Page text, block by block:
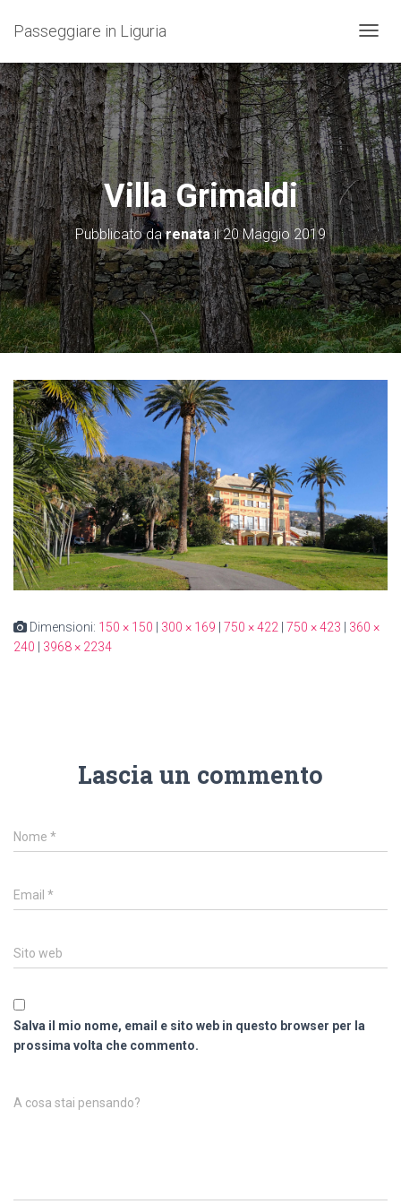
Passeggiare in Liguria
A
V
I
G
A
Z
I
O
N
E
T
O
G
G
L
E
Villa Grimaldi
Pubblicato darenatail20 Maggio 2019
Dimensioni: 150 × 150 300 × 169 750 × 422 750 × 423
360 ×
240
3968 × 2234
Lascia un commento
Nome *
Email *
Sito web
Salva il mio nome, email e sito web in questo browser per la
prossima volta che commento.
A cosa stai pensando?